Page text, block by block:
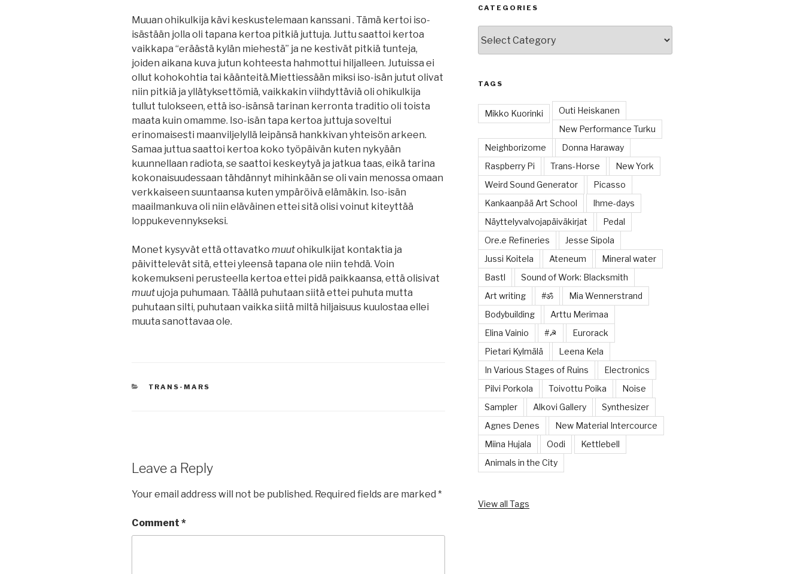
Muuan ohikulkija kävi keskustelemaan kanssani . Tämä kertoi iso-
isästään jolla oli tapana kertoa pitkiä juttuja. Juttu saattoi kertoa
vaikkapa “eräästä kylän miehestä” ja ne kestivät pitkiä tunteja,
joiden aikana kuva jutun kohteesta hahmottui hiljalleen. Jutuissa ei
ollut kohokohtia tai käänteitä.Miettiessään miksi iso-isän jutut olivat
niin pitkiä ja yllätyksettömiä, vaikkakin viihdyttäviä oli ohikulkija
tullut tulokseen, että iso-isänsä tarinan kerronta traditio oli toista
maata kuin omamme. Iso-isän tapa kertoa juttuja soveltui
erinomaisesti maanviljelyllä leipänsä hankkivan yhteisön arkeen.
Samaa juttua saattoi kertoa koko työpäivän kuten nykyään
kuunnellaan radiota, se saattoi keskeytyä ja jatkua taas, eikä tarina
kokonaisuudessaan tähdännyt mihinkään se oli vain menossa omaan
verkkaiseen suuntaansa kuten ympäröivä elämäkin. Iso-isän
maailmankuva oli niin eläväinen ettei sitä olisi voinut kiteyttää
loppukevennykseksi.
Monet kysyvät että ottavatko muutohikulkijat kontaktia ja
päivittelevät sitä, ettei yleensä tapana ole niin tehdä. Voin
kokemukseni perusteella kertoa ettei pidä paikkaansa, että olisivat
muutujoja puhumaan. Täällä puhutaan siitä ettei puhuta mutta
puhutaan silti, puhutaan vaikka siitä miltä hiljaisuus kuulostaa ellei
muuta sanottavaa ole.
CATEGORIES
TRANS-MARS
Leave a Reply
Your email address will not be published. Required fields are marked *
Comment *
CATEGORIES
TAGS
Mikko Kuorinki
Outi Heiskanen
New Performance Turku
Neighborizome
Donna Haraway
Raspberry Pi
Trans-Horse
New York
Weird Sound Generator
Picasso
Kankaanpää Art School
Ihme-days
Näyttelyvalvojapäiväkirjat
Pedal
Ore.e Refineries
Jesse Sipola
Jussi Koitela
Ateneum
Mineral water
Bastl
Sound of Work: Blacksmith
Art writing
#ॐ
Mia Wennerstrand
Bodybuilding
Arttu Merimaa
Elina Vainio
#☭
Eurorack
Pietari Kylmälä
Leena Kela
In Various Stages of Ruins
Electronics
Pilvi Porkola
Toivottu Poika
Noise
Sampler
Alkovi Gallery
Synthesizer
Agnes Denes
New Material Intercource
Miina Hujala
Oodi
Kettlebell
Animals in the City
View all Tags